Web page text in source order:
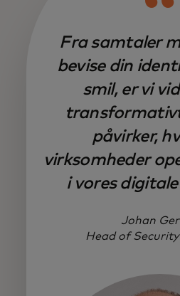
Fra samtaler
bevise din
smil, er vi
påvirker,
virksomheder
i vores
Johan
Head of